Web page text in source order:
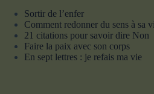
Sortir de l’enfer
Comment redonner du sens à sa
21 citations pour savoir dire Non
Faire la paix avec son corps
En sept lettres : je refais ma vie